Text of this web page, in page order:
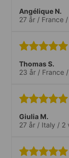
Angélique N.
27 år / France /
Thomas S.
23 år / France /
Giulia M.
27 år / Italy / 2